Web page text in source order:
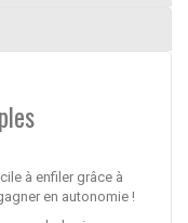
à enfiler grâce à
en autonomie !